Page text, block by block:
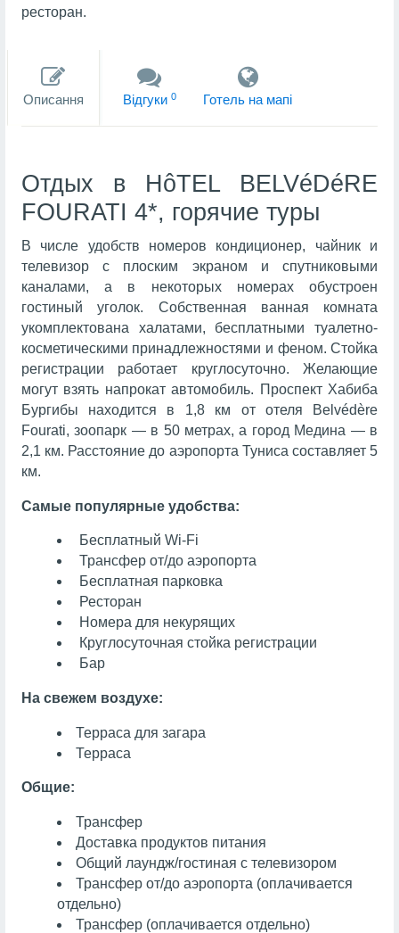
ресторан.
Описання Вiдгуки 0 Готель на мапi
Отдых в HôTEL BELVéDéRE
FOURATI 4*, горячие туры
В числе удобств номеров кондиционер, чайник и
телевизор с плоским экраном и спутниковыми
каналами, а в некоторых номерах обустроен
гостиный уголок. Собственная ванная комната
укомплектована халатами, бесплатными туалетно-
косметическими принадлежностями и феном. Стойка
регистрации работает круглосуточно. Желающие
могут взять напрокат автомобиль. Проспект Хабиба
Бургибы находится в 1,8 км от отеля Belvédère
Fourati, зоопарк — в 50 метрах, а город Медина — в
2,1 км. Расстояние до аэропорта Туниса составляет 5
км.
Самые популярные удобства:
Бесплатный Wi-Fi
Трансфер от/до аэропорта
Бесплатная парковка
Ресторан
Номера для некурящих
Круглосуточная стойка регистрации
Бар
На свежем воздухе:
Терраса для загара
Терраса
Общие:
Трансфер
Доставка продуктов питания
Общий лаундж/гостиная с телевизором
Трансфер от/до аэропорта (оплачивается
отдельно)
Трансфер (оплачивается отдельно)